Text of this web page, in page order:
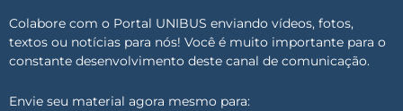
Colabore com o Portal UNIBUS enviando vídeos, fotos,
textos ou notícias para nós! Você é muito importante para o
constante desenvolvimento deste canal de comunicação.
Envie seu material agora mesmo para: